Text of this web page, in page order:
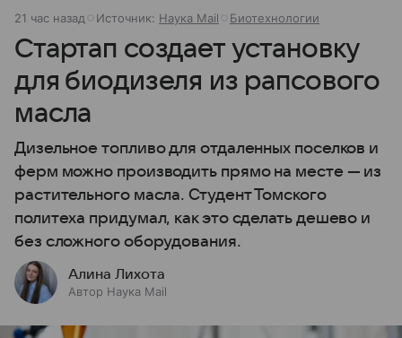
21 час назад Источник: Наука Mail Биотехнологии
Стартап создает установку
для биодизеля из рапсового
масла
Дизельное топливо для отдаленных поселков и
ферм можно производить прямо на месте — из
растительного масла. Студент Томского
политеха придумал, как это сделать дешево и
без сложного оборудования.
Алина Лихота
Автор Наука Mail